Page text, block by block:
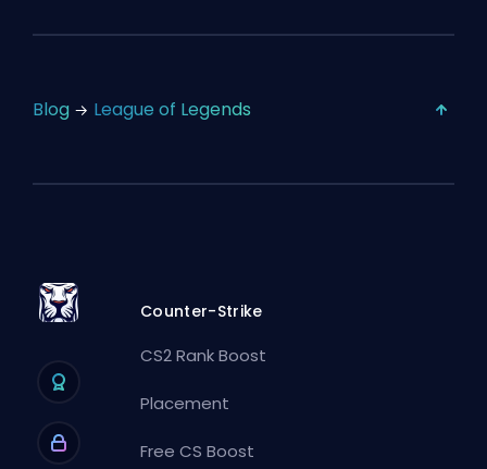
Blog League of Legends
Counter-Strike
CS2 Rank Boost
Placement
Free CS Boost